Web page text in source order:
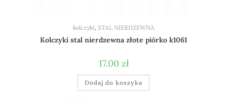
kolczyki STAL NIERDZEWNA
Kolczyki stal nierdzewna złote piórko k1061
17.00 zł
Dodaj do koszyka